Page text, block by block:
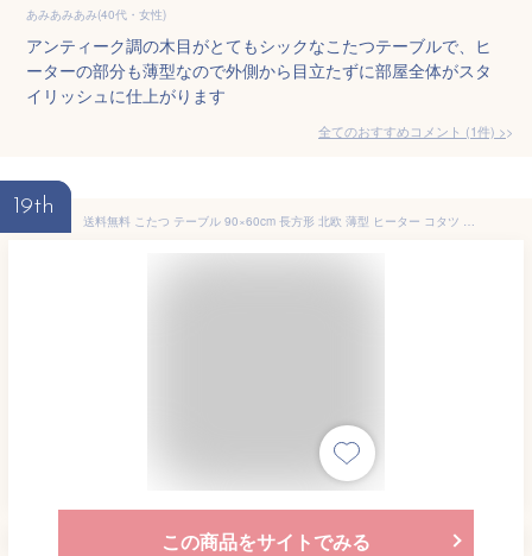
あみあみあみ(40代・女性)
アンティーク調の木目がとてもシックなこたつテーブルで、ヒ
ーターの部分も薄型なので外側から目立たずに部屋全体がスタ
イリッシュに仕上がります
全てのおすすめコメント (1件) >
19th
送料無料 こたつ テーブル 90×60cm 長方形 北欧 薄型 ヒーター コタツ こたつテーブル 炬燵 ローテーブル センターテーブル リビングテール カフェ 木製 天然木 ウォルナット コンパクト おしゃれ かわいい デザイン
この商品をサイトでみる